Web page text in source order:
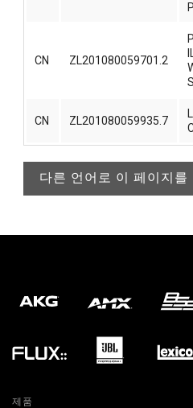
CN ZL201080059701.2
CN ZL201080059935.7
다른 언어로 이 페이지를
제품